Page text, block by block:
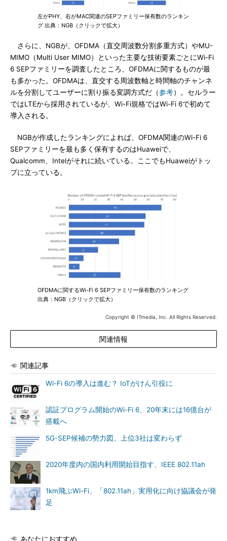
左がPHY、右がMAC関連のSEPファミリー保有数のランキン
グ 出典：NGB（クリックで拡大）
さらに、NGBが、OFDMA（直交周波数分割多重方式）やMU-
MIMO（Multi User MIMO）といった主要な技術要素ごとにWi-Fi
6 SEPファミリーを調査したところ、OFDMAに関するものが最
も多かった。OFDMAは、直交する周波数軸と時間軸のチャンネ
ルを分割してユーザーに割り振る変調方式だ（参考）。セルラー
ではLTEから採用されているが、Wi-Fi規格ではWi-Fi 6で初めて
導入される。
NGBが作成したランキングによれば、OFDMA関連のWi-Fi 6
SEPファミリーを最も多く保有するのはHuaweiで、
Qualcomm、Intelがそれに続いている。ここでもHuaweiがトッ
プに立っている。
OFDMAに関するWi-Fi 6 SEPファミリー保有数のランキング
出典：NGB（クリックで拡大）
Copyright © ITmedia, Inc. All Rights Reserved.
関連情報
関連記事
Wi-Fi 6の導入は進む？ IoTがけん引役に
認証プログラム開始のWi-Fi 6、20年末には16億台が
搭載へ
5G-SEP候補の勢力図、上位3社は変わらず
2020年度内の国内利用開始目指す、IEEE 802.11ah
1km飛ぶWi-Fi、「802.11ah」実用化に向け協議会が発
足
あなたにおすすめ